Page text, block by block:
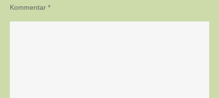
Kommentar *